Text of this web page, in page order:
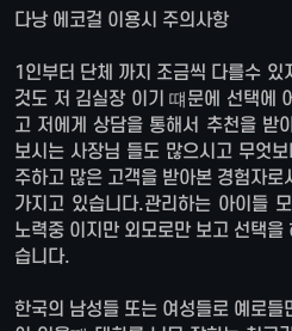
다낭 에코걸 이용시 주의사항
1인부터 단체 까지 조금씩 다를수
것도 저 김실장 이기 떄문에 선택에
고 저에게 상담을 통해서 추천을 받
보시는 사장님 들도 많으시고 무엇
주하고 많은 고객을 받아본 경험자
가지고 있습니다.관리하는 아이들
노력중 이지만 외모로만 보고 선택
습니다.
한국의 남성들 또는 여성들로 예로